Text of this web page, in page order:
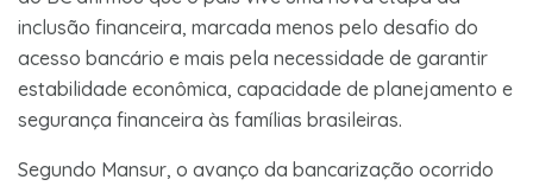
inclusão financeira, marcada menos pelo desafio do
acesso bancário e mais pela necessidade de garantir
estabilidade econômica, capacidade de planejamento e
segurança financeira às famílias brasileiras.
Segundo Mansur, o avanço da bancarização ocorrido